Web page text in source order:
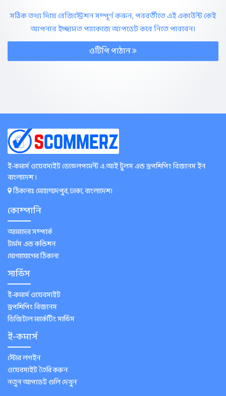
সঠিক তথ্য দিয়ে রেজিস্ট্রেশন সম্পূর্ণ করুন, পরবর্তীতে এই একাউন্ট কেই
আপনার ইচ্ছামত প্যাকেজে আপডেট করে নিতে পারবেন।
ওটিপি পাঠান
ই-কমার্স ওয়েবসাইট ডেভেলপমেন্ট এ.আই টুলস এন্ড ড্রপশিপিং বিজনেস ইন
বাংলাদেশ ।
ঠিকানাঃ মোহাম্মদপুর, ঢাকা, বাংলাদেশ।
কোম্পানি
আমাদের সম্পর্কে
টার্মস এন্ড কন্ডিশন
যোগাযোগের ঠিকানা
সার্ভিস
ই-কমার্স ওয়েবসাইট
ড্রপশিপিং বিজনেস
ডিজিটাল মার্কেটিং সার্ভিস
ই-কমার্স
স্টোর লগইন
ওয়েবসাইট তৈরি করুন
নতুন আপডেট গুলি দেখুন